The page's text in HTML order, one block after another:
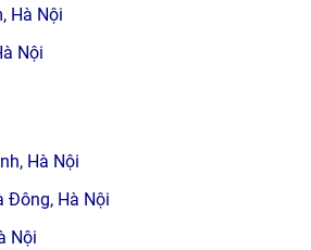
Hà Nội
Nội
Hà Nội
Đông, Hà Nội
Nội